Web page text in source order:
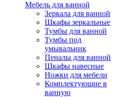
Мебель для ванной
Зеркала для ванной
Шкафы зеркальные
Тумбы для ванной
Тумбы под
умывальник
Пеналы для ванной
Шкафы навесные
Ножки для мебели
Комплектующие в
ванную